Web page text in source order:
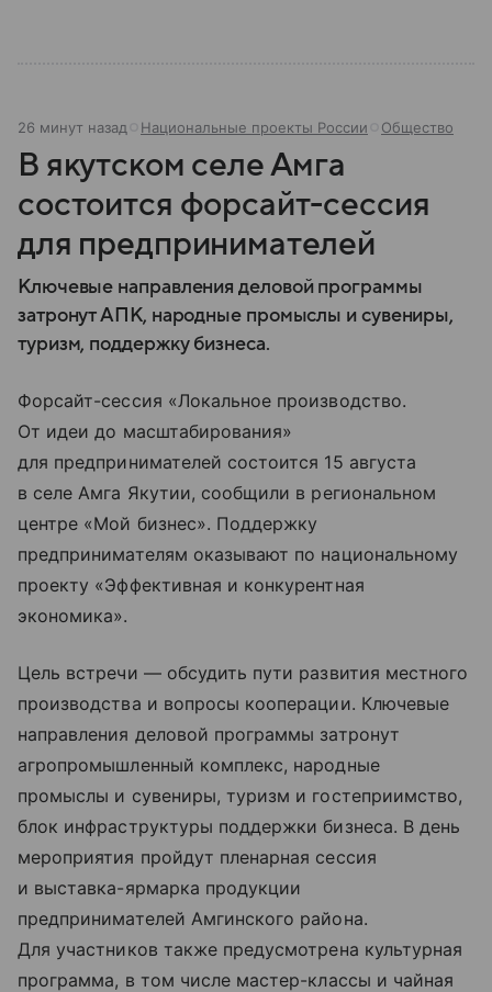
26 минут назад Национальные проекты России Общество
В якутском селе Амга
состоится форсайт-сессия
для предпринимателей
Ключевые направления деловой программы
затронут АПК, народные промыслы и сувениры,
туризм, поддержку бизнеса.
Форсайт-сессия «Локальное производство.
От идеи до масштабирования»
для предпринимателей состоится 15 августа
в селе Амга Якутии, сообщили в региональном
центре «Мой бизнес». Поддержку
предпринимателям оказывают по национальному
проекту «Эффективная и конкурентная
экономика».
Цель встречи — обсудить пути развития местного
производства и вопросы кооперации. Ключевые
направления деловой программы затронут
агропромышленный комплекс, народные
промыслы и сувениры, туризм и гостеприимство,
блок инфраструктуры поддержки бизнеса. В день
мероприятия пройдут пленарная сессия
и выставка-ярмарка продукции
предпринимателей Амгинского района.
Для участников также предусмотрена культурная
программа, в том числе мастер-классы и чайная